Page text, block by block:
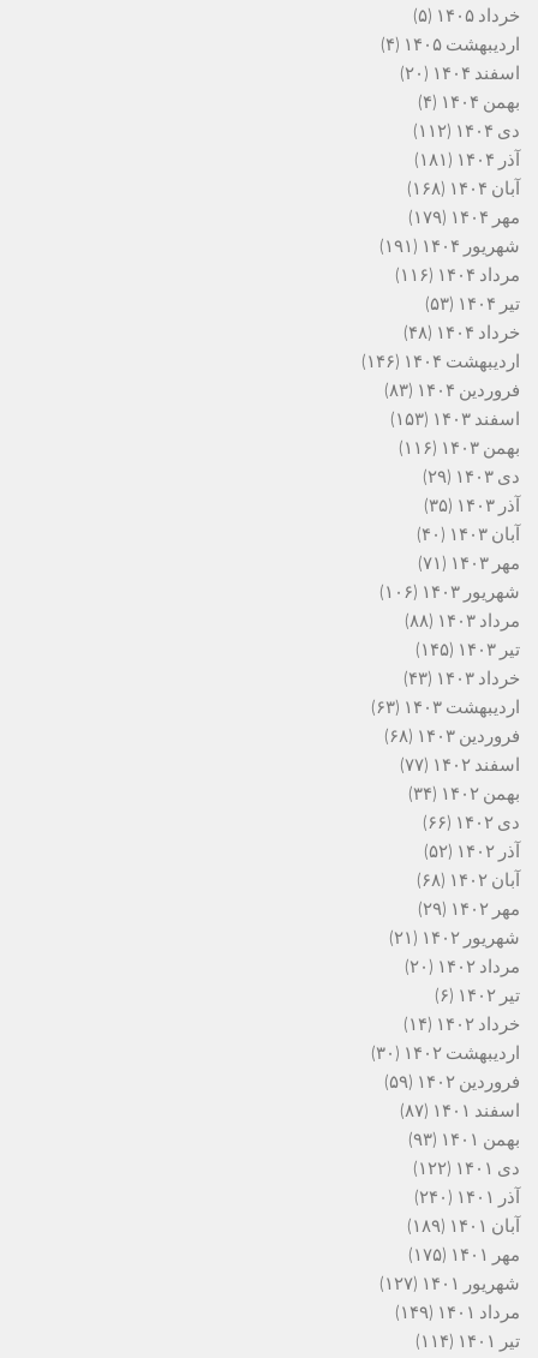
خرداد ۱۴۰۵
(۵)
اردیبهشت ۱۴۰۵
(۴)
اسفند ۱۴۰۴
(۲۰)
بهمن ۱۴۰۴
(۴)
دی ۱۴۰۴
(۱۱۲)
آذر ۱۴۰۴
(۱۸۱)
آبان ۱۴۰۴
(۱۶۸)
مهر ۱۴۰۴
(۱۷۹)
شهریور ۱۴۰۴
(۱۹۱)
مرداد ۱۴۰۴
(۱۱۶)
تیر ۱۴۰۴
(۵۳)
خرداد ۱۴۰۴
(۴۸)
اردیبهشت ۱۴۰۴
(۱۴۶)
فروردین ۱۴۰۴
(۸۳)
اسفند ۱۴۰۳
(۱۵۳)
بهمن ۱۴۰۳
(۱۱۶)
دی ۱۴۰۳
(۲۹)
آذر ۱۴۰۳
(۳۵)
آبان ۱۴۰۳
(۴۰)
مهر ۱۴۰۳
(۷۱)
شهریور ۱۴۰۳
(۱۰۶)
مرداد ۱۴۰۳
(۸۸)
تیر ۱۴۰۳
(۱۴۵)
خرداد ۱۴۰۳
(۴۳)
اردیبهشت ۱۴۰۳
(۶۳)
فروردین ۱۴۰۳
(۶۸)
اسفند ۱۴۰۲
(۷۷)
بهمن ۱۴۰۲
(۳۴)
دی ۱۴۰۲
(۶۶)
آذر ۱۴۰۲
(۵۲)
آبان ۱۴۰۲
(۶۸)
مهر ۱۴۰۲
(۲۹)
شهریور ۱۴۰۲
(۲۱)
مرداد ۱۴۰۲
(۲۰)
تیر ۱۴۰۲
(۶)
خرداد ۱۴۰۲
(۱۴)
اردیبهشت ۱۴۰۲
(۳۰)
فروردین ۱۴۰۲
(۵۹)
اسفند ۱۴۰۱
(۸۷)
بهمن ۱۴۰۱
(۹۳)
دی ۱۴۰۱
(۱۲۲)
آذر ۱۴۰۱
(۲۴۰)
آبان ۱۴۰۱
(۱۸۹)
مهر ۱۴۰۱
(۱۷۵)
شهریور ۱۴۰۱
(۱۲۷)
مرداد ۱۴۰۱
(۱۴۹)
تیر ۱۴۰۱
(۱۱۴)